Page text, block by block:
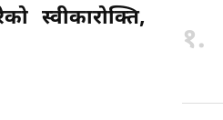
स्वीकारोक्ति,
१.